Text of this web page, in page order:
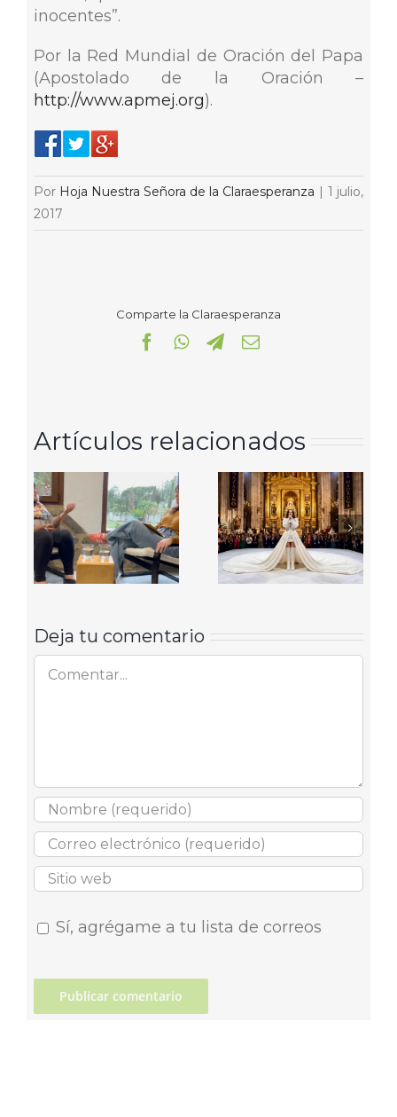
inocentes”.
Por la Red Mundial de Oración del Papa
(Apostolado de la Oración –
http://www.apmej.org).
Por Hoja Nuestra Señora de la Claraesperanza
1 julio,
2017
Comparte la Claraesperanza
Facebook
WhatsApp
Telegram
Correo
Artículos relacionados
Deja tu comentario
Comentar
Sí, agrégame a tu lista de correos